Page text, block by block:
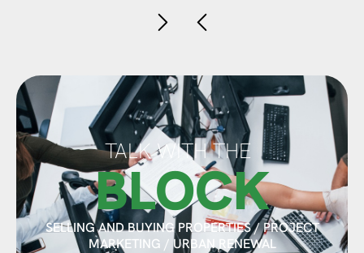
TALK WITH THE
BLOCK
SELLING AND BUYING PROPERTIES / PROJECT
MARKETING / URBAN RENEWAL